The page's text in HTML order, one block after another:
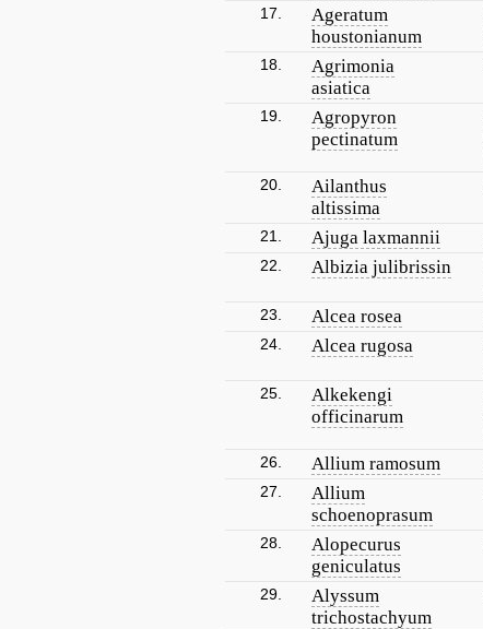
17.
Ageratum
houstonianum
18.
Agrimonia
asiatica
19.
Agropyron
pectinatum
20.
Ailanthus
altissima
21. Ajuga laxmannii
22.
Albizia julibrissin
23. Alcea rosea
24.
Alcea rugosa
25.
Alkekengi
officinarum
26. Allium ramosum
27.
Allium
schoenoprasum
28.
Alopecurus
geniculatus
29.
Alyssum
trichostachyum